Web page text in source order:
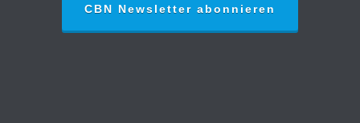
CBN Newsletter abonnieren